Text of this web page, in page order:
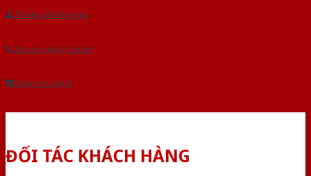
Tải báo giá tổng hợp
Yêu cầu gọi lại (3 phút)
Dành cho đại lý
ĐỐI TÁC KHÁCH HÀNG